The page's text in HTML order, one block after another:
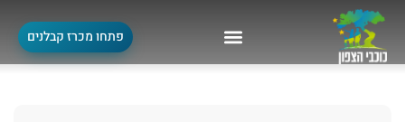
פתחו מכרז קבלנים